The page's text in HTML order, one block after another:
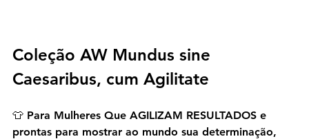
Coleção AW Mundus sine
Caesaribus, cum Agilitate
👕 Para Mulheres Que AGILIZAM RESULTADOS e
prontas para mostrar ao mundo sua determinação,